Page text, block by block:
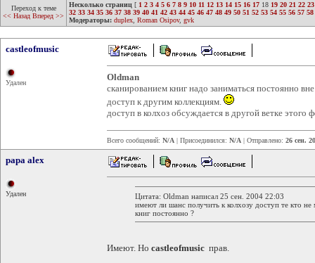
Переход к теме
<< Назад Вперед >>
Несколько страниц [ 1 2 3 4 5 6 7 8 9 10 11 12 13 14 15 16 17 18 19 20 21 22 23
32 33 34 35 36 37 38 39 40 41 42 43 44 45 46 47 48 49 50 51 52 53 54 55 56 57 58
Модераторы: duplex Roman Osipov, gvk
castleofmusic
Удален
Oldman
сканированием книг надо заниматься постоянно
доступ к другим коллекциям.
доступ в колхоз обсуждается в другой ветке
Всего сообщений: N/A | Присоединился: N/A | Отправлено: 26 сен.
papa alex
Удален
Цитата: Oldman написал 25 сен. 2004 22:03
имеют ли шанс получить к колхозу доступ те кто
книг постоянно ?
Имеют. Но castleofmusic прав.